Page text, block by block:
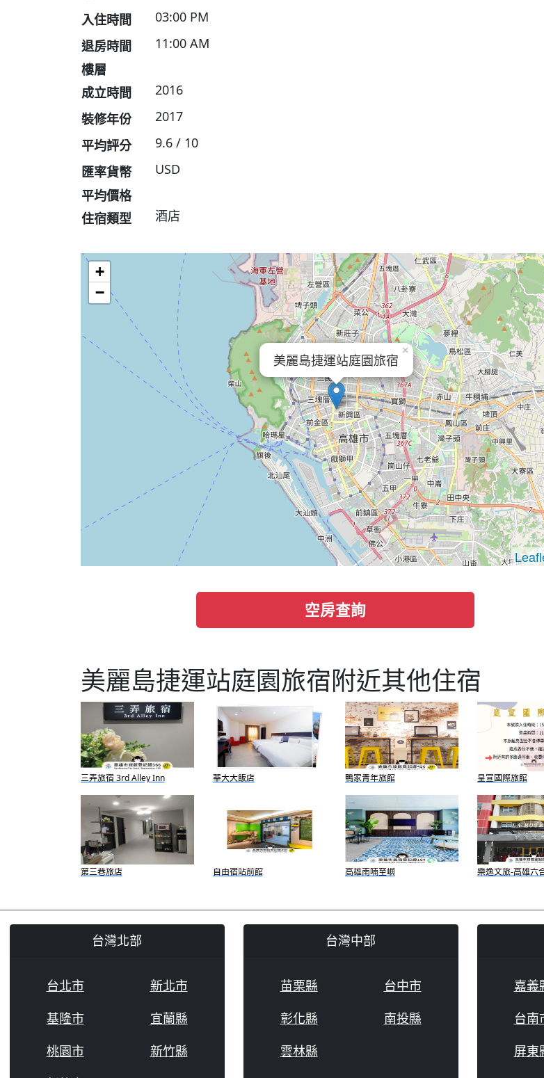
入住時間
03:00 PM
退房時間
11:00 AM
樓層
成立時間
2016
裝修年份
2017
平均評分
9.6 / 10
匯率貨幣
USD
平均價格
住宿類型
酒店
美麗島捷運站庭園旅宿
×
+
−
空房查詢
美麗島捷運站庭園旅宿附近其他住宿
三弄旅宿 3rd Alley Inn 華大大飯店 鴨家青年旅館 皇宣國際旅館
第三巷旅店 自由宿站前館 高雄南喃至嶼 樂逸文旅-高雄六
店
台灣北部
台北市
新北市
基隆市
宜蘭縣
桃園市
新竹縣
台灣中部
苗栗縣
台中市
彰化縣
南投縣
雲林縣
嘉義
台南
屏東